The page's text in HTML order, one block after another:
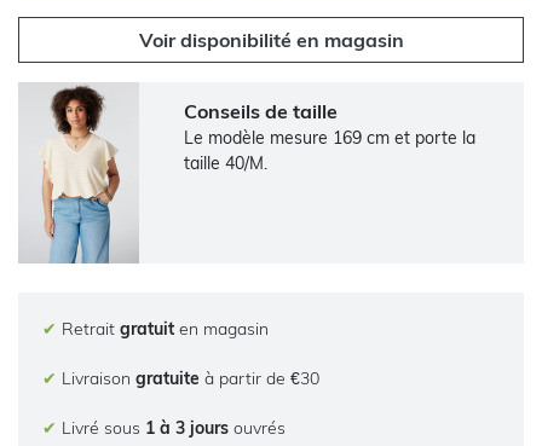
Voir disponibilité en magasin
Conseils de taille
Le modèle mesure 169 cm et porte la
taille 40/M.
✔ Retrait gratuit en magasin
✔ Livraison gratuite à partir de €30
✔ Livré sous 1 à 3 jours ouvrés